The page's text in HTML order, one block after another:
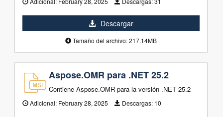
Descargar
Tamaño del archivo: 217.14MB
Aspose.OMR para .NET 25.2
Contiene Aspose.OMR para la versión .NET 25.2
Adicional: February 28, 2025 Descargas: 10